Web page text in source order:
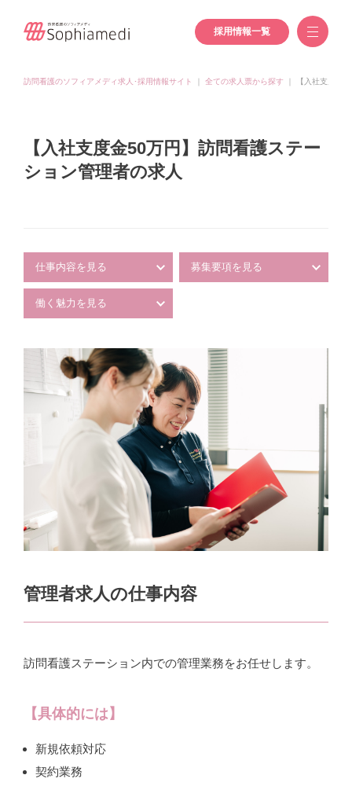
採用情報一覧
訪問看護のソフィアメディ求人･採用情報サイト 全ての求人票から探す 【入社支度金
【入社支度金50万円】訪問看護ステー
ション管理者の求人
仕事内容を見る 募集要項を見る
働く魅力を見る
管理者求人の仕事内容
訪問看護ステーション内での管理業務をお任せします。
【具体的には】
新規依頼対応
契約業務